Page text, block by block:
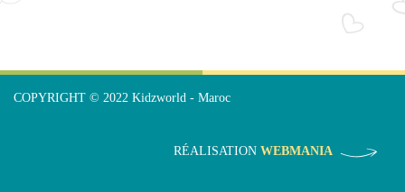
COPYRIGHT © 2022 Kidzworld - Maroc
RÉALISATION WEBMANIA